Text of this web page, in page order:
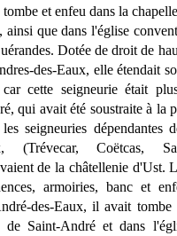
et enfeu dans la
que dans l'église
Dotée de droit de
des-Eaux, elle étendait
car cette seigneurie était
qui avait été soustraite à la
seigneuries dépendantes
(Trévecar, Coëtcas,
de la châtellenie d'Ust.
armoiries, banc et
des-Eaux, il avait tombe
de Saint-André et dans